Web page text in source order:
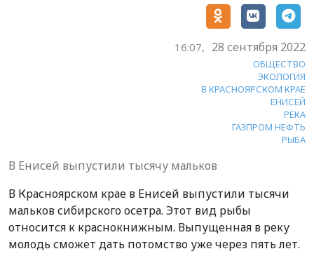
16:07, 28 сентября 2022
ОБЩЕСТВО
ЭКОЛОГИЯ
В КРАСНОЯРСКОМ КРАЕ
ЕНИСЕЙ
РЕКА
ГАЗПРОМ НЕФТЬ
РЫБА
В Енисей выпустили тысячу мальков
В Красноярском крае в Енисей выпустили тысячи
мальков сибирского осетра. Этот вид рыбы
относится к краснокнижным. Выпущенная в реку
молодь сможет дать потомство уже через пять лет.